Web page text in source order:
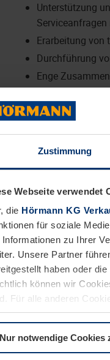
Zustimmung
Webseite verwendet
die Hörmann KG
für soziale
Informationen zu Ihrer
Unsere Partner
haben oder
können wir
Für alle anderen
auf der Seite
Nur notwendige Cookies
Unterstützung
Erarbeitung von
Durchführung
Enge
Kundenterminen
Tragen Sie zu
Das bringen Sie mit:
Technische
Ausgeprägtes
Verantwortung-
Teamfähigkeit,
Identifikation
Dies wäre
Berufserfahrung
Erfahrungen mit
Gute